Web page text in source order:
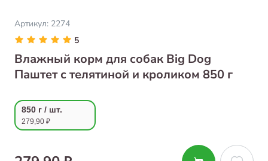
Артикул: 2274
5
Влажный корм для собак Big Dog
Паштет с телятиной и кроликом 850 г
850 г / шт.
279,90 ₽